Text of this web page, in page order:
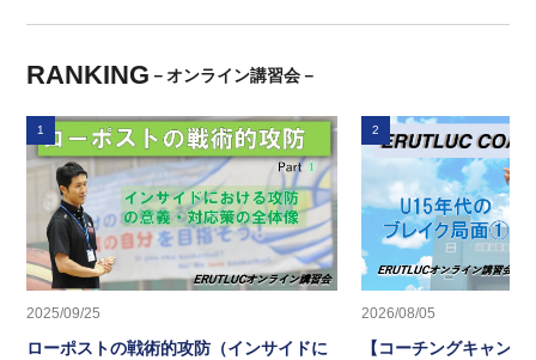
RANKING －オンライン講習会－
1
2025/09/25
ローポストの戦術的攻防（インサイドに
2
2026/08/05
【コーチングキャン